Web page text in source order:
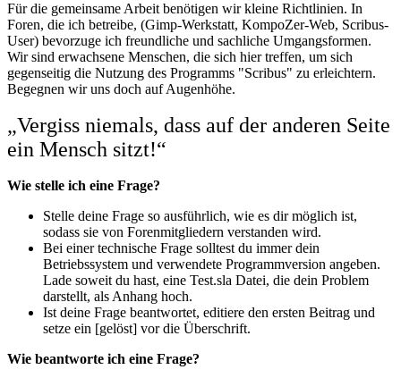
Für die gemeinsame Arbeit benötigen wir kleine Richtlinien. In
Foren, die ich betreibe, (Gimp-Werkstatt, KompoZer-Web, Scribus-
User) bevorzuge ich freundliche und sachliche Umgangsformen.
Wir sind erwachsene Menschen, die sich hier treffen, um sich
gegenseitig die Nutzung des Programms "Scribus" zu erleichtern.
Begegnen wir uns doch auf Augenhöhe.
„Vergiss niemals, dass auf der anderen Seite
ein Mensch sitzt!“
Wie stelle ich eine Frage?
Stelle deine Frage so ausführlich, wie es dir möglich ist,
sodass sie von Forenmitgliedern verstanden wird.
Bei einer technische Frage solltest du immer dein
Betriebssystem und verwendete Programmversion angeben.
Lade soweit du hast, eine Test.sla Datei, die dein Problem
darstellt, als Anhang hoch.
Ist deine Frage beantwortet, editiere den ersten Beitrag und
setze ein [gelöst] vor die Überschrift.
Wie beantworte ich eine Frage?